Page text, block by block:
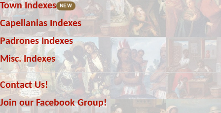
Town Indexes NEW
Capellanias Indexes
Padrones Indexes
Misc. Indexes
Contact Us!
Join our Facebook Group!